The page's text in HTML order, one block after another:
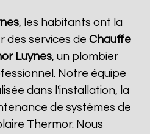
, les habitants ont la
des services de Chauffe
Luynes, un plombier
Notre équipe
dans l'installation, la
de systèmes de
Thermor. Nous